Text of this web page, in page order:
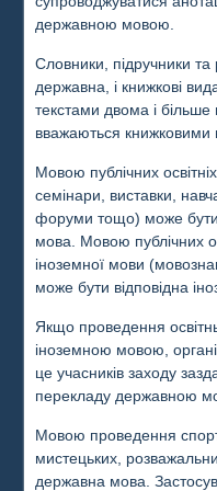
державною мовою.
Словники, підручники
державна, і книжкові
текстами двома і
вважаються
Мовою публічних
семінари, виставки,
форуми тощо) може бути
мова. Мовою публічних
іноземної мови
може бути відповідна
Якщо проведення
іноземною мовою,
це учасників заходу
перекладу державною
Мовою проведення
мистецьких,
державна мова.